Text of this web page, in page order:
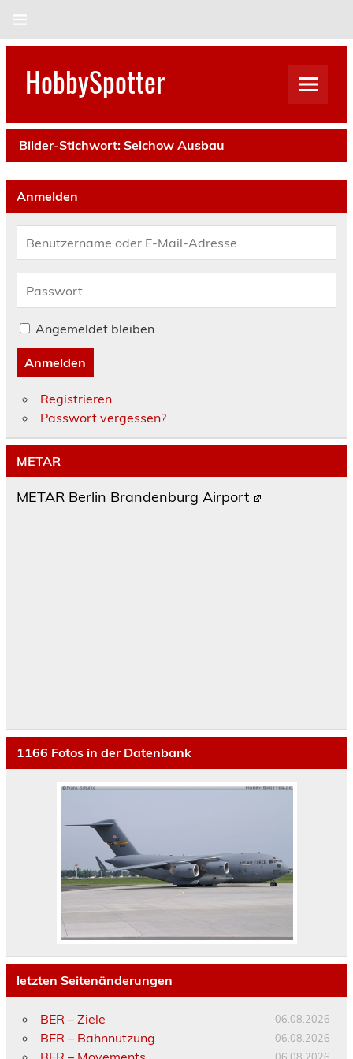
HobbySpotter
Bilder-Stichwort: Selchow Ausbau
Anmelden
Angemeldet bleiben
Anmelden
Registrieren
Passwort vergessen?
METAR
METAR Berlin Brandenburg Airport
1166 Fotos in der Datenbank
letzten Seitenänderungen
BER – Ziele 06.08.2026
BER – Bahnnutzung 06.08.2026
06.08.2026